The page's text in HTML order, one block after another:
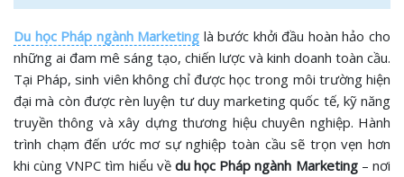
Du học Pháp ngành Marketing là bước khởi đầu hoàn hảo cho
những ai đam mê sáng tạo, chiến lược và kinh doanh toàn cầu.
Tại Pháp, sinh viên không chỉ được học trong môi trường hiện
đại mà còn được rèn luyện tư duy marketing quốc tế, kỹ năng
truyền thông và xây dựng thương hiệu chuyên nghiệp. Hành
trình chạm đến ước mơ sự nghiệp toàn cầu sẽ trọn vẹn hơn
khi cùng VNPC tìm hiểu về du học Pháp ngành Marketing – nơi